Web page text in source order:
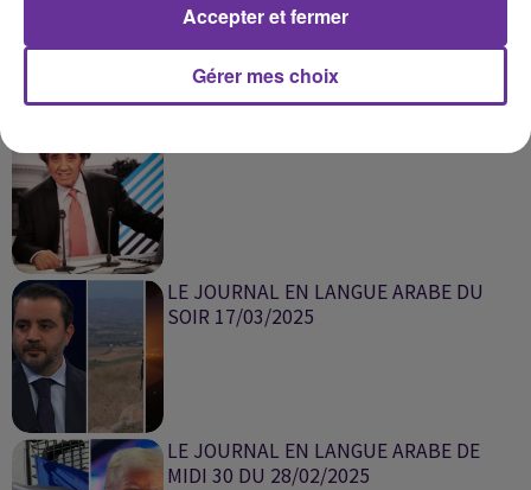
SUR LE MÊME SUJET
LE JOURNAL EN LANGUE ARABE DU
SOIR 17/03/2025
LE JOURNAL EN LANGUE ARABE DE
MIDI 30 DU 28/02/2025
Gérer mes choix
Accepter et fermer